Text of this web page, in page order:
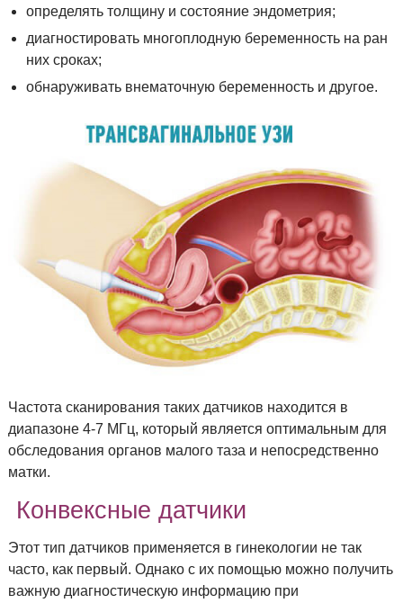
определять толщину и состояние эндометрия;
диагностировать многоплодную беременность на ран
них сроках;
обнаруживать внематочную беременность и другое.
Частота сканирования таких датчиков находится в
диапазоне 4-7 МГц, который является оптимальным для
обследования органов малого таза и непосредственно
матки.
Конвексные датчики
Этот тип датчиков применяется в гинекологии не так
часто, как первый. Однако с их помощью можно получить
важную диагностическую информацию при